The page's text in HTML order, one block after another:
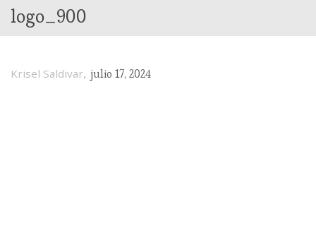
logo_900
Krisel Saldivar, julio 17, 2024